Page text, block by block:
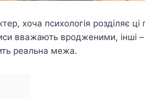
хоча психологія розділяє ці
вважають вродженими, інші
реальна межа.